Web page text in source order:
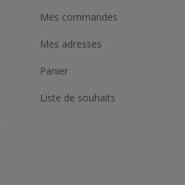
Mes commandes
Mes adresses
Panier
Liste de souhaits